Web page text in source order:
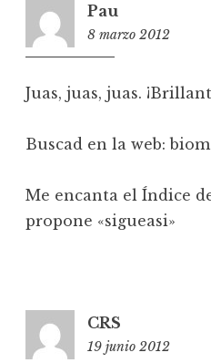
Pau
8 marzo 2012
Juas, juas, juas.
Buscad en la web:
Me encanta el Índice
propone «sigueasi»
CRS
19 junio 2012